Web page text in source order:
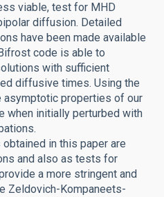
viable, test for MHD
diffusion. Detailed
have been made available
code is able to
with sufficient
diffusive times. Using the
asymptotic properties of our
when initially perturbed with
in this paper are
and also as tests for
a more stringent and
Zeldovich-Kompaneets-